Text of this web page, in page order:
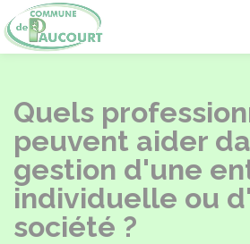
Quels
peuvent aider
gestion d'une
individuelle ou
société ?